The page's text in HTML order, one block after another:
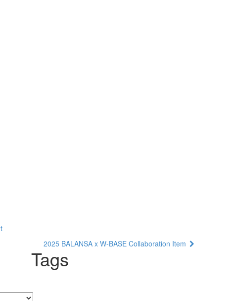
2025 BALANSA x W-BASE Collaboration Item
Tags